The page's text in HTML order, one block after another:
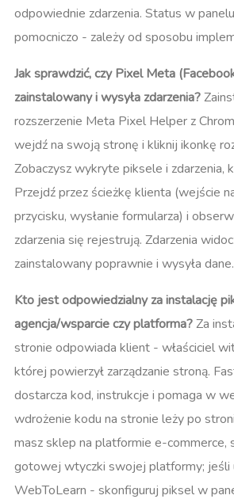
odpowiednie zdarzenia. Status w
pomocniczo - zależy od sposobu
Jak sprawdzić, czy Pixel Meta
zainstalowany i wysyła zdarzenia?
rozszerzenie Meta Pixel Helper z
wejdź na swoją stronę i kliknij ikonkę
Zobaczysz wykryte piksele i zdarzenia,
Przejdź przez ścieżkę klienta (wejście
przycisku, wysłanie formularza) i
zdarzenia się rejestrują. Zdarzenia
zainstalowany poprawnie i wysyła dane.
Kto jest odpowiedzialny za instalację
agencja/wsparcie czy platforma?Za
stronie odpowiada klient - właściciel
której powierzył zarządzanie stroną.
dostarcza kod, instrukcje i pomaga w
wdrożenie kodu na stronie leży po
masz sklep na platformie e-commerce,
gotowej wtyczki swojej platformy; jeśli
WebToLearn - skonfiguruj piksel w